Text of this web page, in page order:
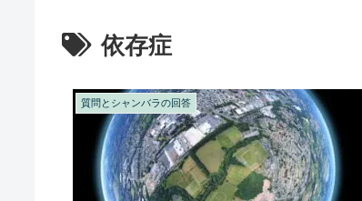
依存症
質問とシャンバラの回答